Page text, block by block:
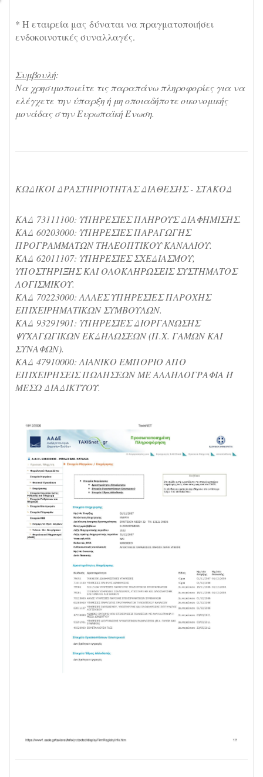
* Η εταιρεία μας δύναται να πραγματοποιήσει
ενδοκοινοτικές συναλλαγές.
Συμβουλή:
Να χρησιμοποιείτε τις παραπάνω πληροφορίες για να
ελέγχετε την ύπαρξη ή μη οποιαδήποτε οικονομικής
μονάδας στην Ευρωπαϊκή Ένωση.
ΚΩΔΙΚΟΙ ΔΡΑΣΤΗΡΙΟΤΗΤΑΣ ΔΙΑΘΕΣΗΣ - ΣΤΑΚΟΔ
ΚΑΔ 73111100: ΥΠΗΡΕΣΙΕΣ ΠΛΗΡΟΥΣ ΔΙΑΦΗΜΙΣΗΣ.
ΚΑΔ 60203000: ΥΠΗΡΕΣΙΕΣ ΠΑΡΑΓΩΓΗΣ
ΠΡΟΓΡΑΜΜΑΤΩΝ ΤΗΛΕΟΠΤΙΚΟΥ ΚΑΝΑΛΙΟΥ.
ΚΑΔ 62011107: ΥΠΗΡΕΣΙΕΣ ΣΧΕΔΙΑΣΜΟΥ,
ΥΠΟΣΤΗΡΙΞΗΣ ΚΑΙ ΟΛΟΚΛΗΡΩΣΕΙΣ ΣΥΣΤΗΜΑΤΟΣ
ΛΟΓΙΣΜΙΚΟΥ.
ΚΑΔ 70223000: ΑΛΛΕΣ ΥΠΗΡΕΣΙΕΣ ΠΑΡΟΧΗΣ
ΕΠΙΧΕΙΡΗΜΑΤΙΚΩΝ ΣΥΜΒΟΥΛΩΝ.
ΚΑΔ 93291901: ΥΠΗΡΕΣΙΕΣ ΔΙΟΡΓΑΝΩΣΗΣ
ΨΥΧΑΓΩΓΙΚΩΝ ΕΚΔΗΛΩΣΕΩΝ (Π.Χ. ΓΑΜΩΝ ΚΑΙ
ΣΥΝΑΦΩΝ).
ΚΑΔ 47910000: ΛΙΑΝΙΚΟ ΕΜΠΟΡΙΟ ΑΠΟ
ΕΠΙΧΕΙΡΗΣΕΙΣ ΠΩΛΗΣΕΩΝ ΜΕ ΑΛΛΗΛΟΓΡΑΦΙΑ Ή
ΜΕΣΩ ΔΙΑΔΙΚΤΥΟΥ.